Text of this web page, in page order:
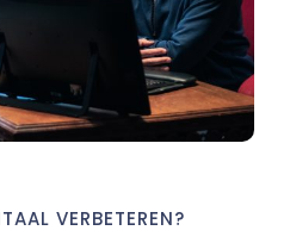
VERBETEREN?